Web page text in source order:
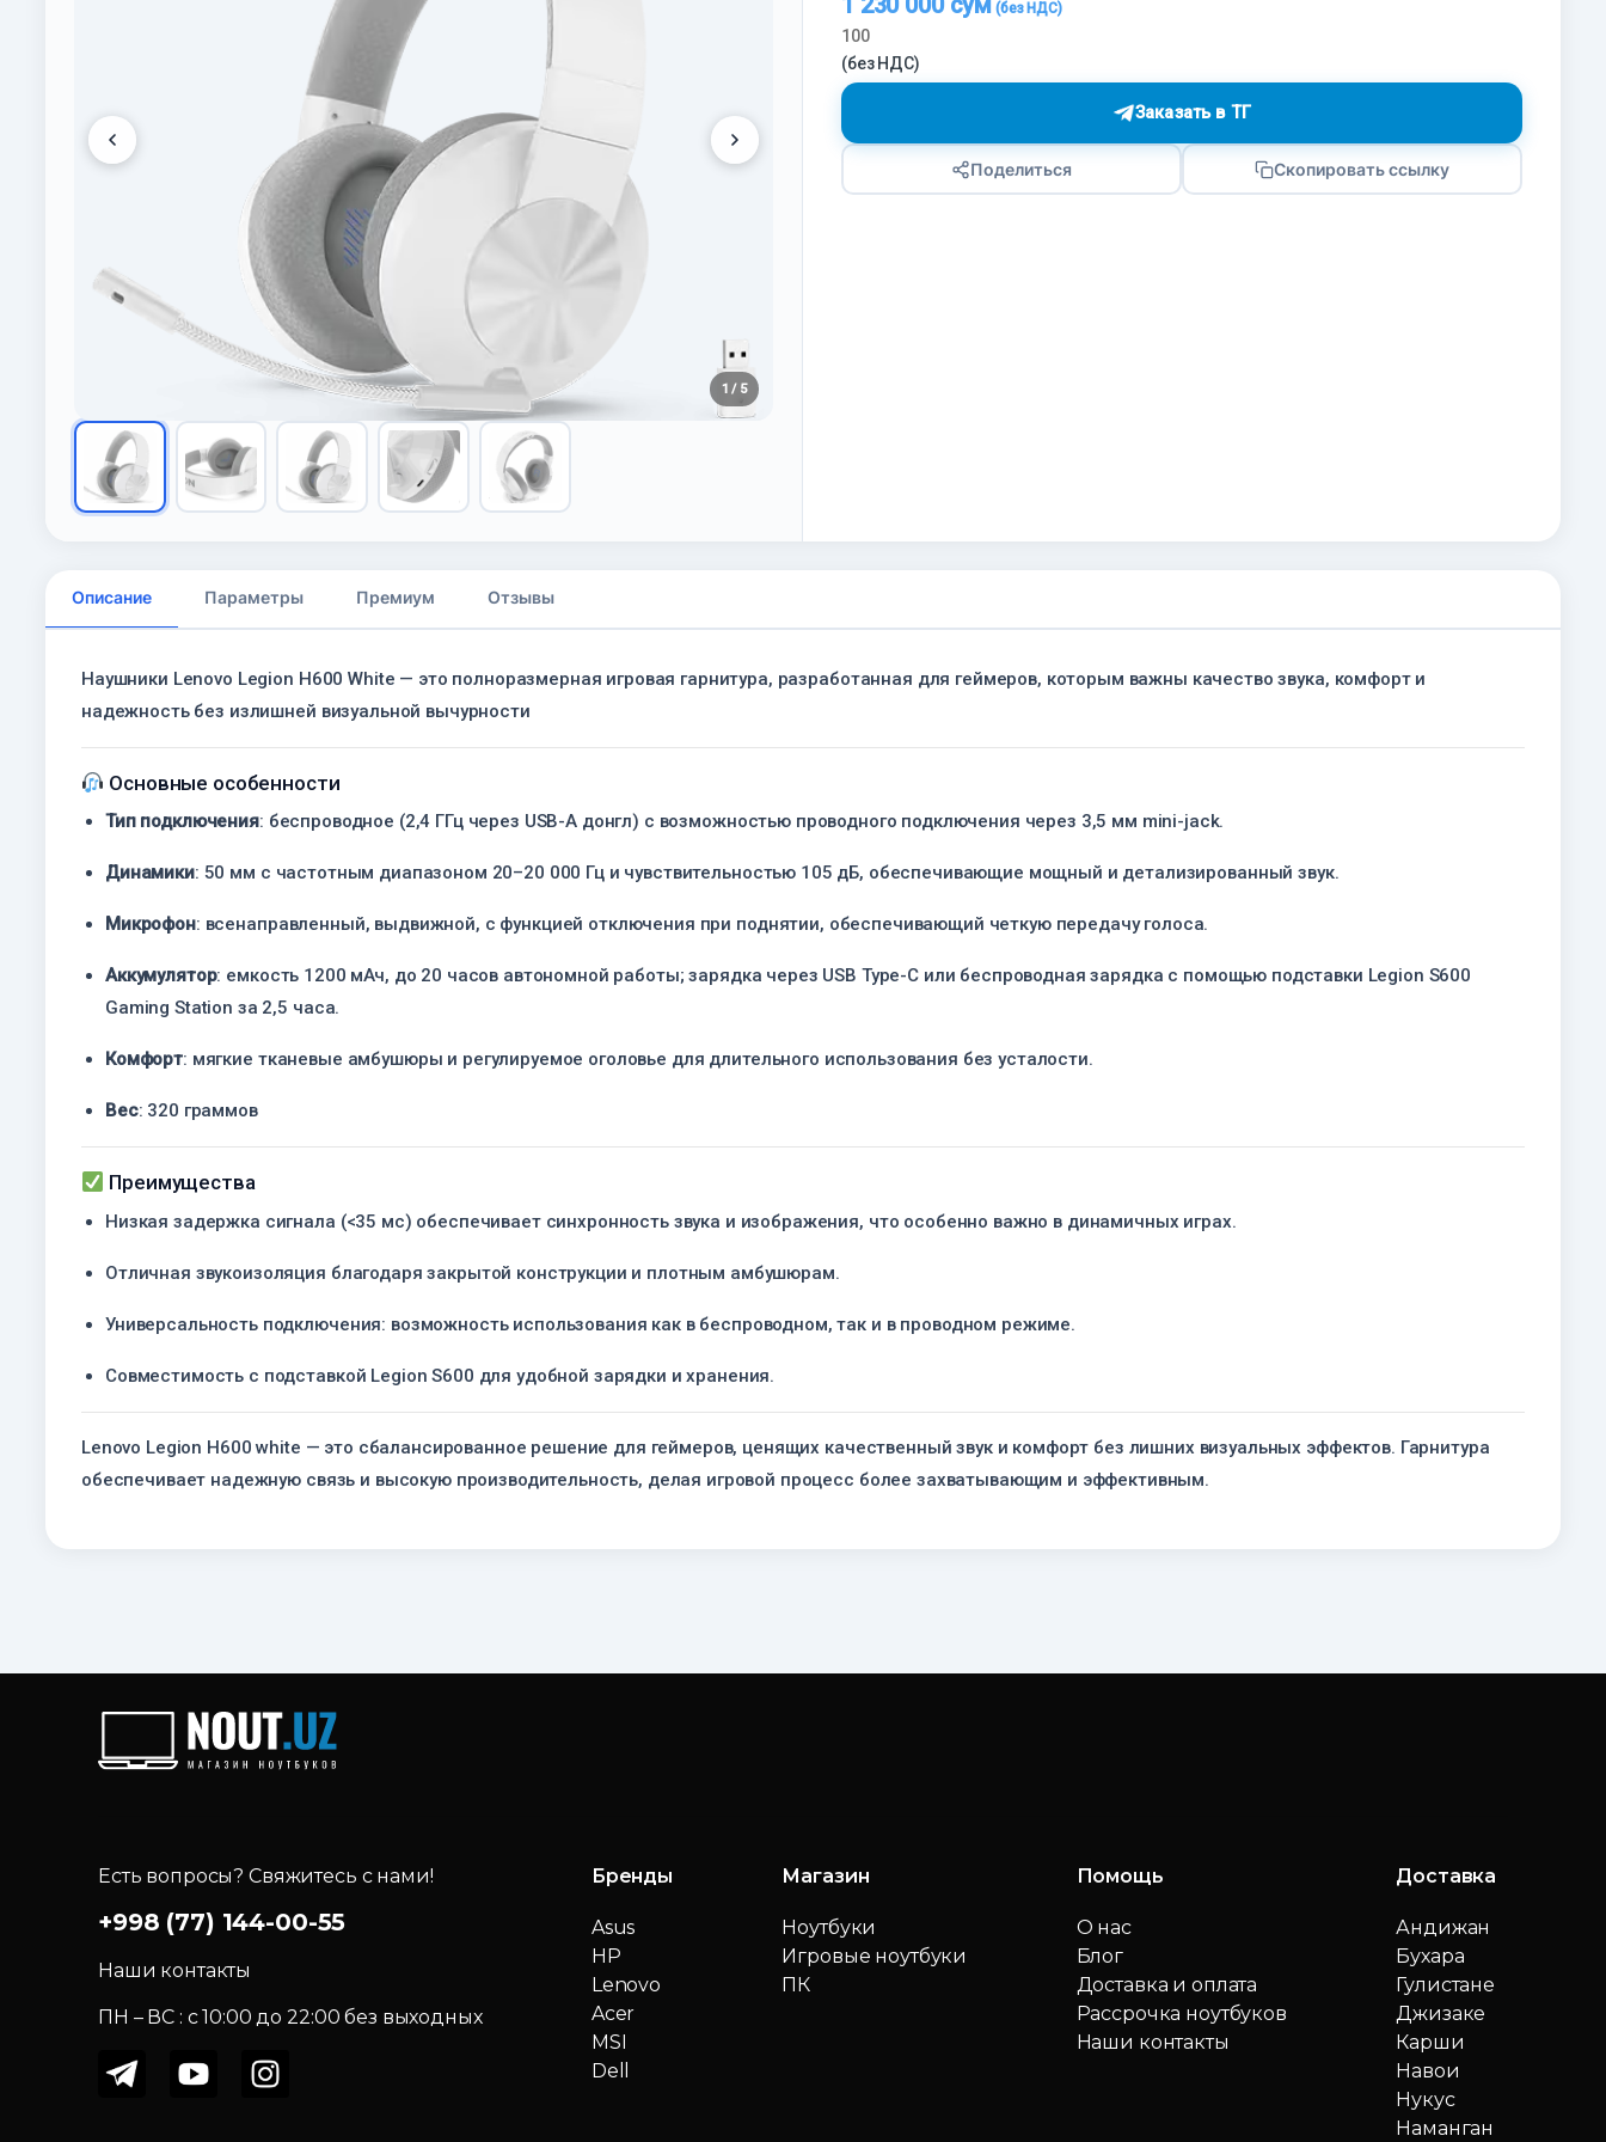
1 / 5
100
(без НДС)
Заказать в ТГ
Поделиться Скопировать ссылку
Описание Параметры Премиум Отзывы
Наушники Lenovo Legion H600 White — это полноразмерная игровая гарнитура, разработанная для геймеров, которым важны качество звука, комфорт и
надежность без излишней визуальной вычурности
Основные особенности
Тип подключения: беспроводное (2,4 ГГц через USB-A донгл) с возможностью проводного подключения через 3,5 мм mini-jack.
Динамики: 50 мм с частотным диапазоном 20–20 000 Гц и чувствительностью 105 дБ, обеспечивающие мощный и детализированный звук.
Микрофон: всенаправленный, выдвижной, с функцией отключения при поднятии, обеспечивающий четкую передачу голоса.
Аккумулятор: емкость 1200 мАч, до 20 часов автономной работы; зарядка через USB Type-C или беспроводная зарядка с помощью подставки Legion S600
Gaming Station за 2,5 часа.
Комфорт: мягкие тканевые амбушюры и регулируемое оголовье для длительного использования без усталости.
Вес: 320 граммов
Преимущества
Низкая задержка сигнала (<35 мс) обеспечивает синхронность звука и изображения, что особенно важно в динамичных играх.
Отличная звукоизоляция благодаря закрытой конструкции и плотным амбушюрам.
Универсальность подключения: возможность использования как в беспроводном, так и в проводном режиме.
Совместимость с подставкой Legion S600 для удобной зарядки и хранения.
Lenovo Legion H600 white — это сбалансированное решение для геймеров, ценящих качественный звук и комфорт без лишних визуальных эффектов. Гарнитура
обеспечивает надежную связь и высокую производительность, делая игровой процесс более захватывающим и эффективным.
Есть вопросы? Свяжитесь с нами!
+998 (77) 144-00-55
Наши контакты
ПН – ВС : c 10:00 до 22:00 без выходных
Бренды
Asus
HP
Lenovo
Acer
MSI
Dell
Магазин
Ноутбуки
Игровые ноутбуки
ПК
Помощь
О нас
Блог
Доставка и оплата
Рассрочка ноутбуков
Наши контакты
Доставка
Андижан
Бухара
Гулистане
Джизаке
Карши
Навои
Нукус
Наманган